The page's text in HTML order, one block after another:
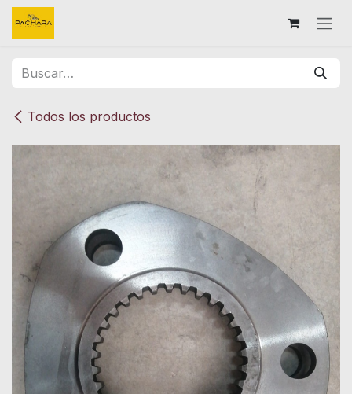
Ir al contenido
Todos los productos